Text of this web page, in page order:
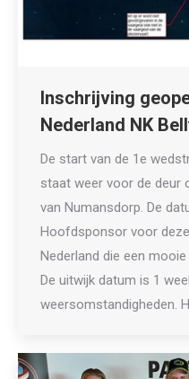
Inschrijving
Nederland NK
De start van de 1e
staat weer voor de deur
van Numansdorp. De
Hoofdsponsor voor
Nederland die een
De uitwijk datum is 1
weersomstandigheden.